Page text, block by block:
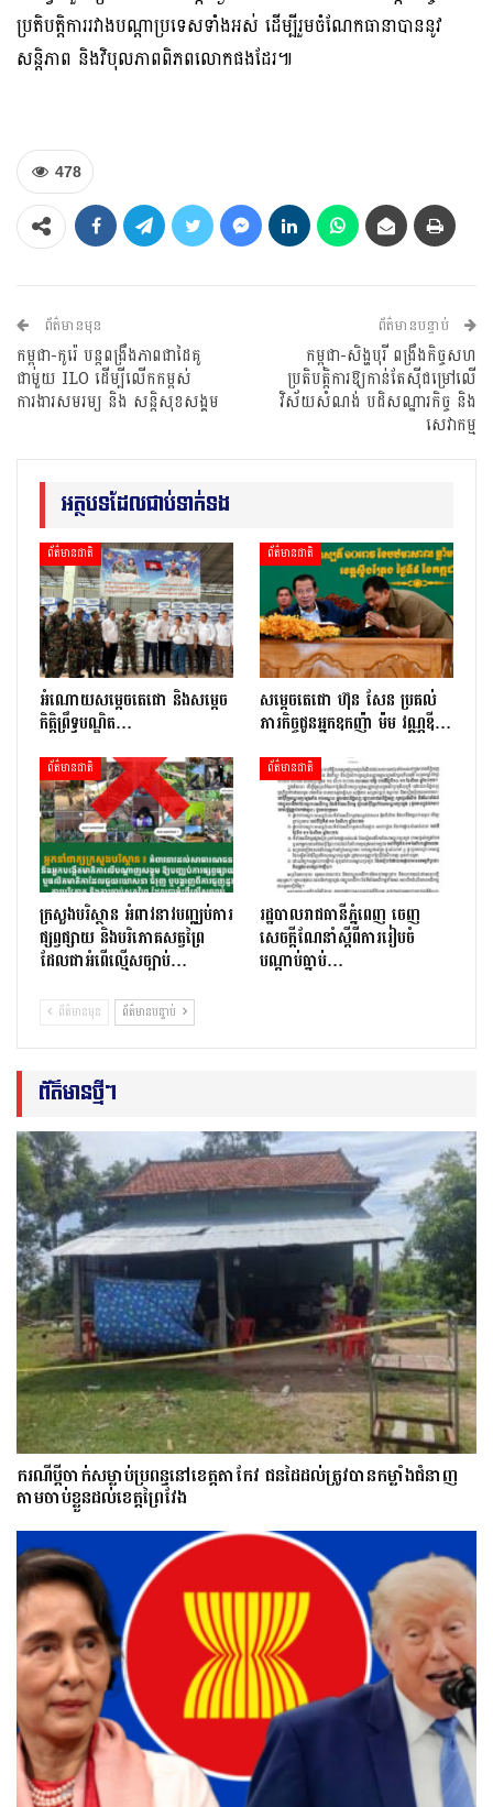
ប្រតិបត្តិការរវាងបណ្តាប្រទេសទាំងអស់ ដើម្បីរួមចំណែកធានាបាននូវ
សន្តិភាព និងវិបុលភាពពិភពលោកផងដែរ៕
478
ព័ត៌មានមុន
កម្ពុជា-កូរ៉េ បន្តពង្រឹងភាពជាដៃគូ
ជាមួយ ILO ដើម្បីលើកកម្ពស់
ការងារសមរម្យ និង សន្តិសុខសង្គម
ព័ត៌មានបន្ទាប់
កម្ពុជា-សិង្ហបុរី ពង្រឹងកិច្ចសហ
ប្រតិបត្តិការឱ្យកាន់តែស៊ីជម្រៅលើ
វិស័យសំណង់ បដិសណ្ឋារកិច្ច និង
សេវាកម្ម
អត្ថបទដែលជាប់ទាក់ទង
ព័ត៌មានជាតិ
អំណោយសម្តេចតេជោ និងសម្តេច
កិត្តិព្រឹទ្ធបណ្ឌិត…
ព័ត៌មានជាតិ
សម្តេចតេជោ ហ៊ុន សែន ប្រគល់
ភារកិច្ចជូនអ្នកឧកញ៉ា ម៉ម វណ្ណឌី…
ព័ត៌មានជាតិ
ក្រសួងបរិស្ថាន អំពាវនាវបញ្ឈប់ការ
ផ្សព្វផ្សាយ និងបរិភោគសត្វព្រៃ
ដែលជាអំពើល្មើសច្បាប់…
ព័ត៌មានជាតិ
រដ្ឋបាលរាជធានីភ្នំពេញ ចេញ
សេចក្ដីណែនាំស្ដីពីការរៀបចំ
បណ្ដាប់ធ្នាប់…
ព័ត៌មានមុន ព័ត៌មានបន្ទាប់
ព័ត៌មានថ្មីៗ
ករណីប្ដីចាក់សម្លាប់ប្រពន្ធនៅខេត្តតាកែវ ជនដៃដល់ត្រូវបានកម្លាំងជំនាញ
តាមចាប់ខ្លួនដល់ខេត្តព្រៃវែង